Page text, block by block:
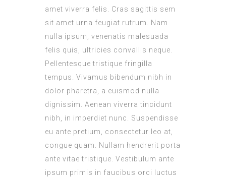
amet viverra felis. Cras sagittis sem
sit amet urna feugiat rutrum. Nam
nulla ipsum, venenatis malesuada
felis quis, ultricies convallis neque.
Pellentesque tristique fringilla
tempus. Vivamus bibendum nibh in
dolor pharetra, a euismod nulla
dignissim. Aenean viverra tincidunt
nibh, in imperdiet nunc. Suspendisse
eu ante pretium, consectetur leo at,
congue quam. Nullam hendrerit porta
ante vitae tristique. Vestibulum ante
ipsum primis in faucibus orci luctus